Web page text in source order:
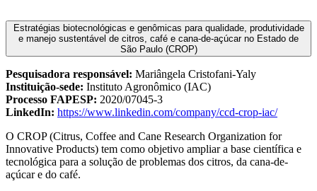
Estratégias biotecnológicas e genômicas para qualidade, produtividade
e manejo sustentável de citros, café e cana-de-açúcar no Estado de
São Paulo (CROP)
Pesquisadora responsável: Mariângela Cristofani-Yaly
Instituição-sede: Instituto Agronômico (IAC)
Processo FAPESP: 2020/07045-3
LinkedIn: https://www.linkedin.com/company/ccd-crop-iac/
O CROP (Citrus, Coffee and Cane Research Organization for
Innovative Products) tem como objetivo ampliar a base científica e
tecnológica para a solução de problemas dos citros, da cana-de-
açúcar e do café.